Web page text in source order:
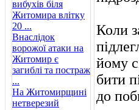
вибухів біля
Житомира влітку
20 ...
Внаслідок
ворожої атаки на
Житомир є
загиблі та постраж
...
На Житомирщині
нетверезий
Коли
йому
бити
до